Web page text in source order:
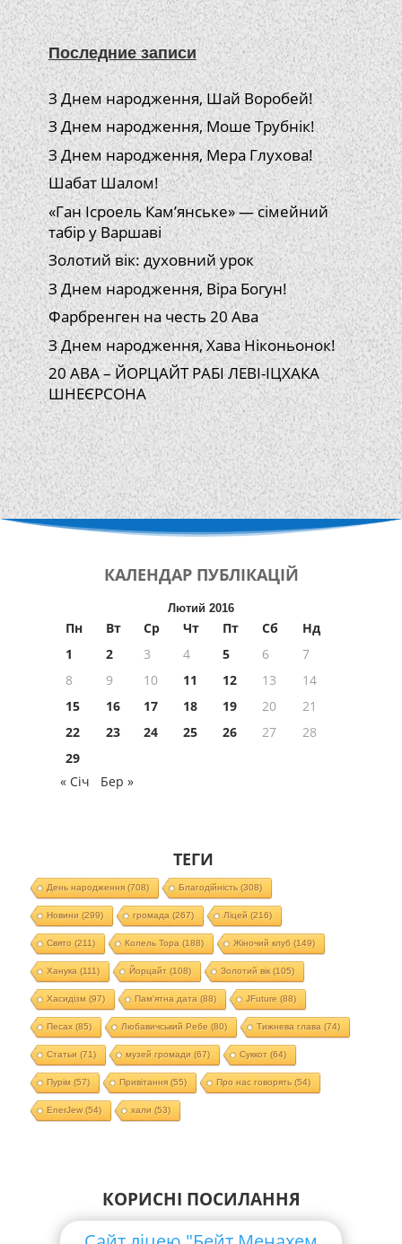
Последние записи
З Днем народження, Шай Воробей!
З Днем народження, Моше Трубнік!
З Днем народження, Мера Глухова!
Шабат Шалом!
«Ган Ісроель Кам’янське» — сімейний
табір у Варшаві
Золотий вік: духовний урок
З Днем народження, Віра Богун!
Фарбренген на честь 20 Ава
З Днем народження, Хава Ніконьонок!
20 АВА – ЙОРЦАЙТ РАБІ ЛЕВІ-ІЦХАКА
ШНЕЄРСОНА
КАЛЕНДАР ПУБЛІКАЦІЙ
Лютий 2016
Пн Вт Ср Чт Пт Сб
Нд
1
2 3 4 5 6
7
8
9 10 11 12 13
14
15
16 17 18 19 20
21
22
23 24 25 26 27
28
29
« Січ
Бер »
ТЕГИ
День народження(708) Благодійність (308)
Новини (299) громада (267) Ліцей (216)
Свято (211) Колель Тора (188) Жіночий клуб (149)
Ханука (111) Йорцайт (108) Золотий вік(105)
Хасидізм (97) Пам'ятна дата (88) JFuture (88)
Песах(85) Любавичський Ребе (80) Тижнева глава (74)
Статьи (71) музей громади (67) Суккот (64)
Пурім (57) Привітання(55) Про нас говорять (54)
EnerJew(54) хали (53)
КОРИСНІ ПОСИЛАННЯ